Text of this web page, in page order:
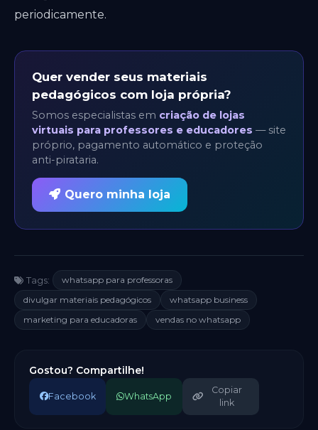
periodicamente.
Quer vender seus materiais
pedagógicos com loja própria?
Somos especialistas em criação de lojas
virtuais para professores e educadores — site
próprio, pagamento automático e proteção
anti-pirataria.
Quero minha loja
Tags:
whatsapp para professoras
divulgar materiais pedagógicos
whatsapp business
marketing para educadoras
vendas no whatsapp
Gostou? Compartilhe!
Facebook WhatsApp
Copiar
link